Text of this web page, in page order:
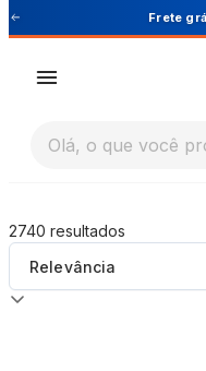
A Esportiva Frete
Olá, o que você
2740 resultados